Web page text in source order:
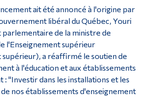
ait été annoncé à l'origine par
libéral du Québec, Youri
parlementaire de la ministre de
l'Enseignement supérieur
a réaffirmé le soutien de
à l'éducation et aux établissements
: "Investir dans les installations et les
nos établissements d'enseignement